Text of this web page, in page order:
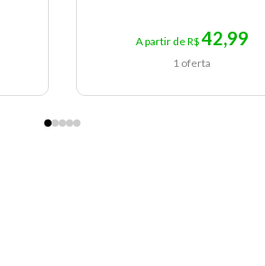
A partir de R$ 42,99
1 oferta